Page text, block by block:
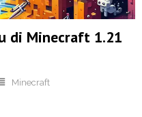
di Minecraft 1.21
Minecraft